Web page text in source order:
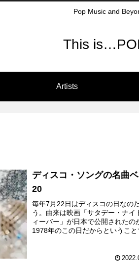
Pop Music and
This
Artists
ディスコ・ソングの名曲
20
毎年7月22日はディスコの日なの
う。由来は映画「サタデー・ナイ
ィーバー」が日本で公開されたの
1978年のこの日だからということ